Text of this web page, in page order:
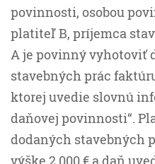
povinnosti, osobou
platiteľ B, príjemca
A je povinný vyhotoviť
stavebných prác
ktorej uvedie slovnú
daňovej povinnosti“.
dodaných stavebných
výške 2 000 € a daň